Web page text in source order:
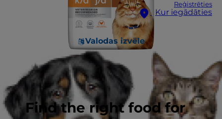
Reģistrēties
Kur iegādāties
Valodas izvēle
Find the right food for